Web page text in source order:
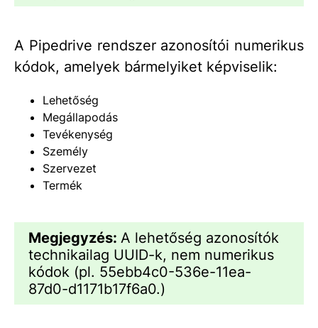
A Pipedrive rendszer azonosítói numerikus
kódok, amelyek bármelyiket képviselik:
Lehetőség
Megállapodás
Tevékenység
Személy
Szervezet
Termék
Megjegyzés: A lehetőség azonosítók
technikailag UUID-k, nem numerikus
kódok (pl. 55ebb4c0-536e-11ea-
87d0-d1171b17f6a0.)